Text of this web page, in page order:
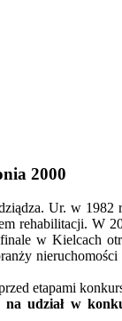
2000
Ur. w 1982
rehabilitacji. W
w Kielcach
etapami
na udział w